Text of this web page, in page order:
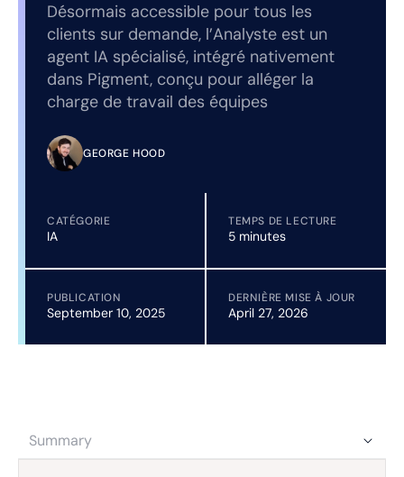
Désormais accessible pour tous les
clients sur demande, l’Analyste est un
agent IA spécialisé, intégré nativement
dans Pigment, conçu pour alléger la
charge de travail des équipes
GEORGE HOOD
CATÉGORIE
IA
TEMPS DE LECTURE
5 minutes
PUBLICATION
September 10, 2025
DERNIÈRE MISE À JOUR
April 27, 2026
Summary